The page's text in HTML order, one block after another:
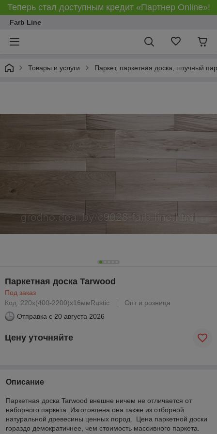
Теперь стал доступным кредит «Партнер Online»!
Farb Line
Товары и услуги Паркет, паркетная доска, штучный
Паркетная доска Tarwood
Под заказ
Код: 220x(400-2200)х16ммRustiс
Опт и розница
Отправка с 20 августа 2026
Цену уточняйте
Описание
Паркетная доска Tarwood внешне ничем не отличается от
наборного паркета. Изготовлена она также из отборной
натуральной древесины ценных пород. Цена паркетной доски
гораздо демократичнее, чем стоимость массивного паркета.